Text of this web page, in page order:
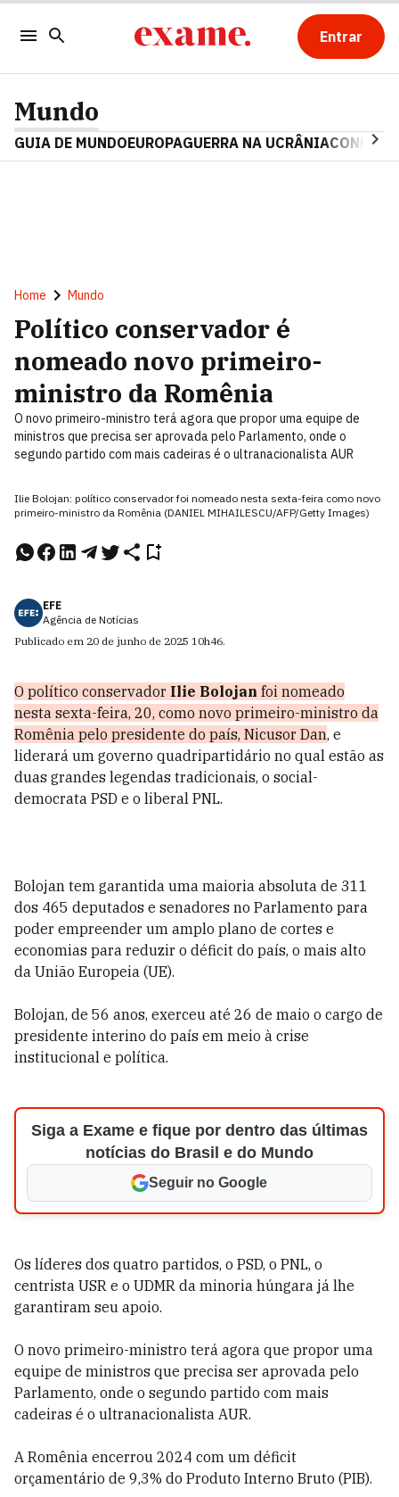
Entrar
Mundo
GUIA DE MUNDOEUROPAGUERRA NA UCRÂNIA
Home Mundo
Político conservador é
nomeado novo primeiro-
ministro da Romênia
O novo primeiro-ministro terá agora que propor uma equipe de
ministros que precisa ser aprovada pelo Parlamento, onde o
segundo partido com mais cadeiras é o ultranacionalista AUR
Ilie Bolojan: político conservador foi nomeado nesta sexta-feira como novo
primeiro-ministro da Romênia (DANIEL MIHAILESCU/AFP/Getty Images)
EFE
Agência de Notícias
Publicado em 20 de junho de 2025 10h46.
O político conservador Ilie Bolojan foi nomeado
nesta sexta-feira, 20, como novo primeiro-ministro da
Romênia pelo presidente do país, Nicusor Dan, e
liderará um governo quadripartidário no qual estão as
duas grandes legendas tradicionais, o social-
democrata PSD e o liberal PNL.
Bolojan tem garantida uma maioria absoluta de 311
dos 465 deputados e senadores no Parlamento para
poder empreender um amplo plano de cortes e
economias para reduzir o déficit do país, o mais alto
da União Europeia (UE).
Bolojan, de 56 anos, exerceu até 26 de maio o cargo de
presidente interino do país em meio à crise
institucional e política.
Siga a Exame e fique por dentro das últimas
notícias do Brasil e do Mundo
Seguir no Google
Os líderes dos quatro partidos, o PSD, o PNL, o
centrista USR e o UDMR da minoria húngara já lhe
garantiram seu apoio.
O novo primeiro-ministro terá agora que propor uma
equipe de ministros que precisa ser aprovada pelo
Parlamento, onde o segundo partido com mais
cadeiras é o ultranacionalista AUR.
A Romênia encerrou 2024 com um déficit
orçamentário de 9,3% do Produto Interno Bruto (PIB).